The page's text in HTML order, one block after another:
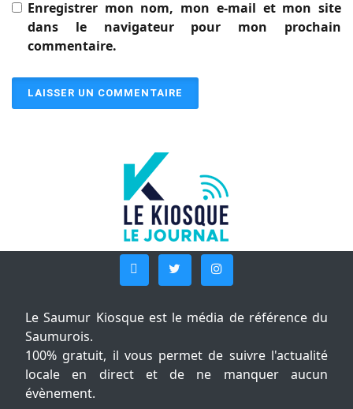
Enregistrer mon nom, mon e-mail et mon site
dans le navigateur pour mon prochain
commentaire.
Le Saumur Kiosque est le média de référence du
Saumurois.
100% gratuit, il vous permet de suivre l'actualité
locale en direct et de ne manquer aucun
évènement.